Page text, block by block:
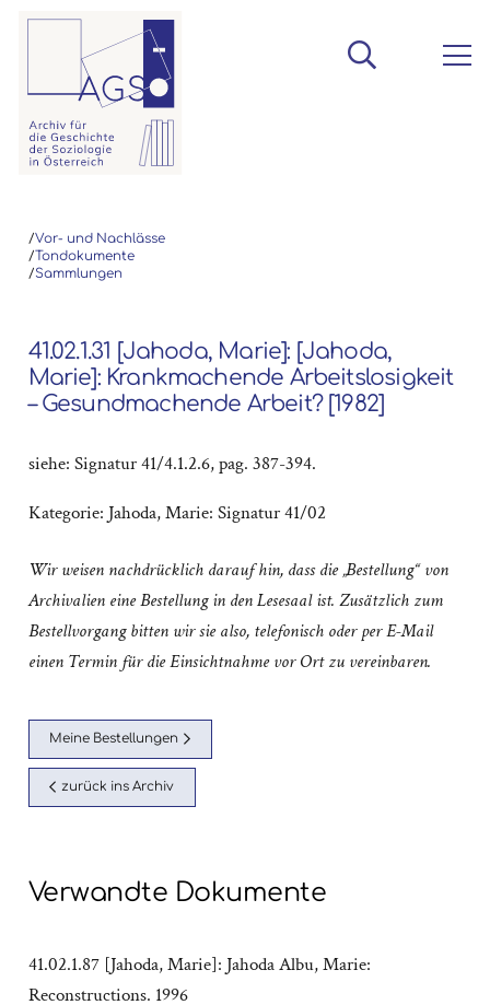
/Vor- und Nachlässe
/Tondokumente
/Sammlungen
41.02.1.31 [Jahoda, Marie]: [Jahoda,
Marie]: Krankmachende Arbeitslosigkeit
– Gesundmachende Arbeit? [1982]
siehe: Signatur 41/4.1.2.6, pag. 387-394.
Kategorie: Jahoda, Marie: Signatur 41/02
Wir weisen nachdrücklich darauf hin, dass die „Bestellung“ von
Archivalien eine Bestellung in den Lesesaal ist. Zusätzlich zum
Bestellvorgang bitten wir sie also, telefonisch oder per E-Mail
einen Termin für die Einsichtnahme vor Ort zu vereinbaren.
Meine Bestellungen
zurück ins Archiv
Verwandte Dokumente
41.02.1.87 [Jahoda, Marie]: Jahoda Albu, Marie:
Reconstructions. 1996